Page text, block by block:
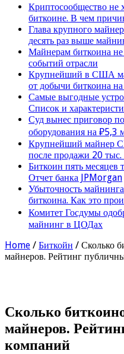
Криптосообщество не
биткоине. В чем
Глава крупного
десять раз выше
Майнерам биткоина
событий отрасли
Крупнейший в США
от добычи биткоина
Самые выгодные
Список и
Суд вынес приговор
оборудования на ₽5,3
Крупнейший майнер
после продажи 20 тыс.
Биткоин пять месяцев
Отчет банка JPMorgan
Убыточность
биткоина. Как это
Комитет Госдумы
майнинг в ЦОДах
Home / Биткойн / Сколько
майнеров. Рейтинг
Сколько
майнеров.
компаний